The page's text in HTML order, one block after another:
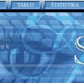
TABLO ŠTATISTIKA